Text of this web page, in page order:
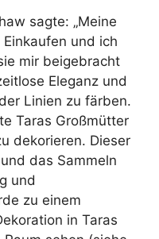
sagte: „Meine
und ich
mir beigebracht
Eleganz und
Linien zu färben.
Taras Großmütter
dekorieren. Dieser
das Sammeln
und
zu einem
in Taras